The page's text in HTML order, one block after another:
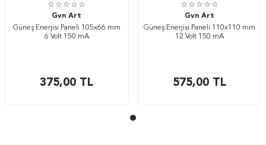
Gvn Art
Güneş Enerjisi Paneli 105x66 mm
6 Volt 150 mA
375,00 TL
Gvn Art
Güneş Enerjisi Paneli 110x110 mm
12 Volt 150 mA
575,00TL